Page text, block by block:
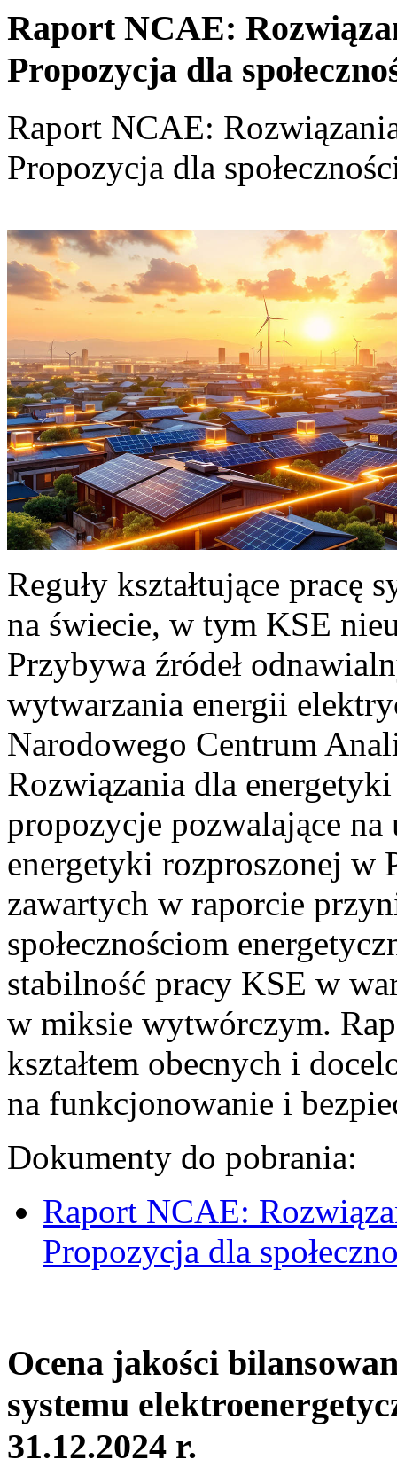
Raport NCAE:
Propozycja dla
Raport NCAE:
Propozycja dla
Reguły kształtujące pracę
na świecie, w tym KSE
Przybywa źródeł
wytwarzania energii
Narodowego Centrum
Rozwiązania dla
propozycje pozwalające
energetyki rozproszonej w
zawartych w raporcie
społecznościom
stabilność pracy KSE w
w miksie wytwórczym.
kształtem obecnych i
na funkcjonowanie i
Dokumenty do pobrania:
Raport NCAE:
Propozycja dla
Ocena jakości
systemu
31.12.2024 r.